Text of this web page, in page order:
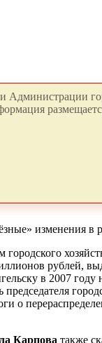
Администрации
изменения
рублей,
в 2007 году
о
Карпова также